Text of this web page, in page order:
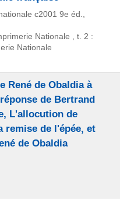
c2001 9e éd.,
Nationale , t. 2 :
Nationale
René de Obaldia à
de Bertrand
L'allocution de
remise de l'épée, et
de Obaldia